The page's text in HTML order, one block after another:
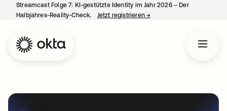
Streamcast Folge 7: KI-gestützte Identity im Jahr 2026 – Der
Halbjahres-Reality-Check.
Jetzt registrieren→